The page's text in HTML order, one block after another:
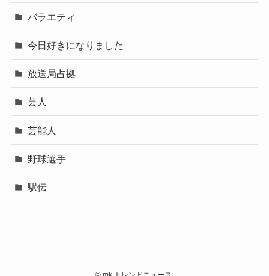
バラエティ
今日好きになりました
放送局占拠
芸人
芸能人
野球選手
駅伝